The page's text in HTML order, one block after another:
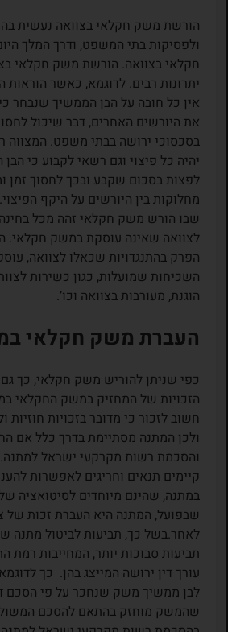
הורשת משק חקלאי בצוואה נעשית
ולפסיקות בתי המשפט, ודרך המלך
חקלאי בצוואה. הורשת משק חקלאי
יתרונות רבים. לדוגמא, כאשר הוראות
אין כל חובה על הבן הממשיך שנבחר
את היורשים האחרים, דבר שיכול
בסכסוכי ירושה בבתי משפט. המצווה
יהיה כל פיצוי וגם רשאי לקבוע כי
לפצות בסכום שקבע ובכך לחסוך זמן
מחלוקות בין היורשים על היקף
שבו הורש משק חקלאי זהה מכל
לצוואה שאינה עוסקת במשק חקלאי.
הפרק בהתנגדויות שכאלו לצוואה,
השכיחות שמועלות, כגון כשירות
הוגנת, מעורבות בצוואה וכו’.
העברת משק חקלאי
כפי שניתן להוריש משק חקלאי, כך גם
הזכויות של המחזיק במשק החקלאי
חשוב לזכור כי מדובר בזכויות חוזיות
ולכן המתנה מסתיימת בדרך כלל אם
והסכמת רשות מקרקעי ישראל
קיימים תנאים וחריגים לאפשרות
במתנה, שהינם מיוחדים לסיטואציה
שבפועל, המתנה היא העברת זכות של
לאחר.בשל כך, תביעות לביטול מתנה
תביעות סבוכות יותר, המחייבות רמת
עורך דין ירושה המייצג בהן. כך
לבן ממשיך משק שנחכר על פי הסכם
שהמשק מוחזק בהתאם להסכם